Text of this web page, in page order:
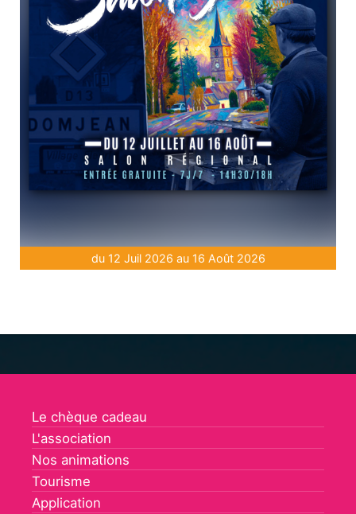
du 12 Juil 2026 au 16 Août 2026
Le chèque cadeau
L'association
Nos animations
Tourisme
Application